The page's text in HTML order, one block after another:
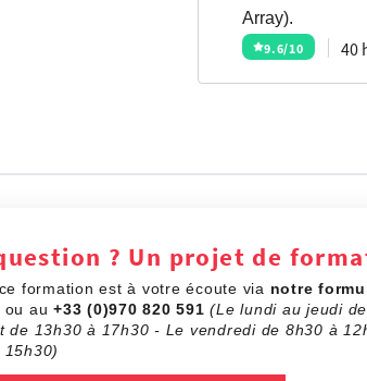
Array).
9.6/10 40
? Un projet de
formation est à votre écoute via notre
ou au +33 (0)970 820 591 (Le lundi au jeudi
de 13h30 à 17h30 - Le vendredi de 8h30 à
15h30)